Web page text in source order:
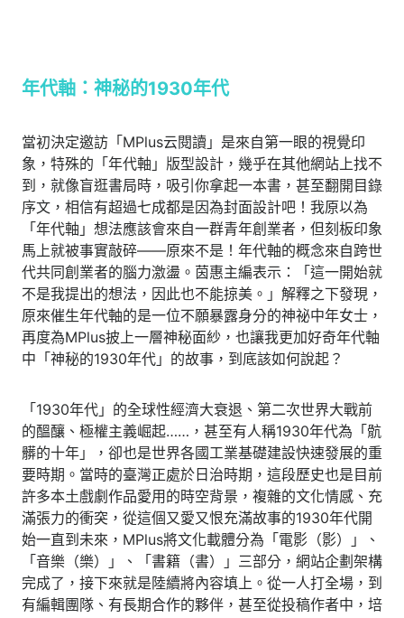
年代軸：神秘的1930年代
當初決定邀訪「MPlus云閱讀」是來自第一眼的視覺印
象，特殊的「年代軸」版型設計，幾乎在其他網站上找不
到，就像盲逛書局時，吸引你拿起一本書，甚至翻開目錄
序文，相信有超過七成都是因為封面設計吧！我原以為
「年代軸」想法應該會來自一群青年創業者，但刻板印象
馬上就被事實敲碎――原來不是！年代軸的概念來自跨世
代共同創業者的腦力激盪。茵惠主編表示：「這一開始就
不是我提出的想法，因此也不能掠美。」解釋之下發現，
原來催生年代軸的是一位不願暴露身分的神祕中年女士，
再度為MPlus披上一層神秘面紗，也讓我更加好奇年代軸
中「神秘的1930年代」的故事，到底該如何說起？
「1930年代」的全球性經濟大衰退、第二次世界大戰前
的醞釀、極權主義崛起……，甚至有人稱1930年代為「骯
髒的十年」，卻也是世界各國工業基礎建設快速發展的重
要時期。當時的臺灣正處於日治時期，這段歷史也是目前
許多本土戲劇作品愛用的時空背景，複雜的文化情感、充
滿張力的衝突，從這個又愛又恨充滿故事的1930年代開
始一直到未來，MPlus將文化載體分為「電影（影）」、
「音樂（樂）」、「書籍（書）」三部分，網站企劃架構
完成了，接下來就是陸續將內容填上。從一人打全場，到
有編輯團隊、有長期合作的夥伴，甚至從投稿作者中，培